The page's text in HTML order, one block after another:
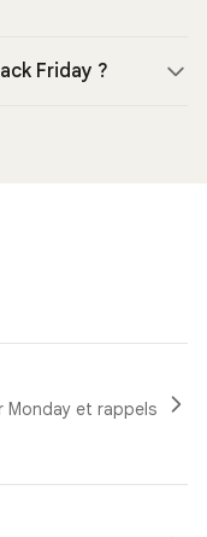
Friday ?
Monday et rappels